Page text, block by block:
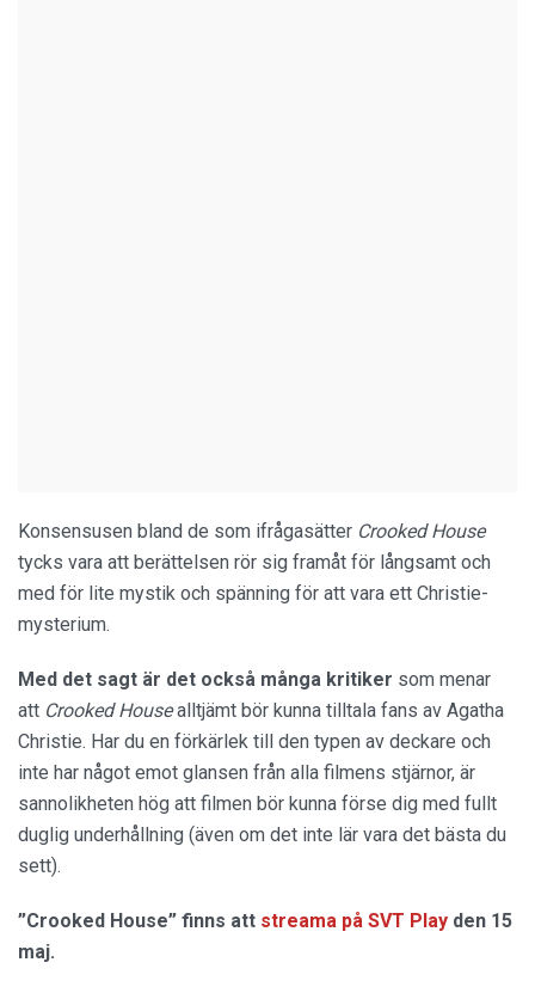
Konsensusen bland de som ifrågasätter Crooked House
tycks vara att berättelsen rör sig framåt för långsamt och
med för lite mystik och spänning för att vara ett Christie-
mysterium.
Med det sagt är det också många kritiker som menar
att Crooked Housealltjämt bör kunna tilltala fans av Agatha
Christie. Har du en förkärlek till den typen av deckare och
inte har något emot glansen från alla filmens stjärnor, är
sannolikheten hög att filmen bör kunna förse dig med fullt
duglig underhållning (även om det inte lär vara det bästa du
sett).
”Crooked House” finns att streama på SVT Play den 15
maj.